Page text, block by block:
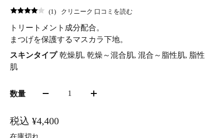
(1) クリニーク 口コミを読む
トリートメント成分配合。
まつげを保護するマスカラ下地。
スキンタイプ 乾燥肌, 乾燥～混合肌, 混合～脂性肌, 脂性
肌
数量 1
税込 ¥4,400